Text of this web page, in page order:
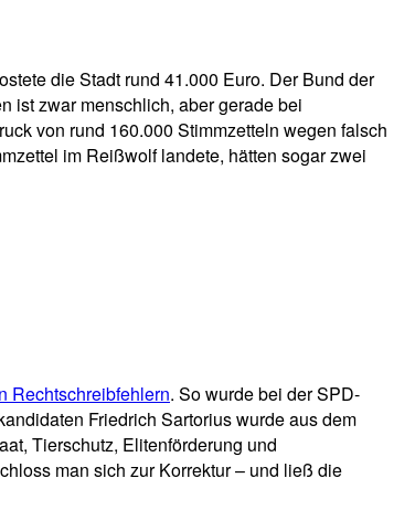
die Stadt rund 41.000 Euro. Der Bund der
ist zwar menschlich, aber gerade bei
von rund 160.000 Stimmzetteln wegen falsch
im Reißwolf landete, hätten sogar zwei
Rechtschreibfehlern. So wurde bei der SPD-
Friedrich Sartorius wurde aus dem
Tierschutz, Elitenförderung und
man sich zur Korrektur – und ließ die